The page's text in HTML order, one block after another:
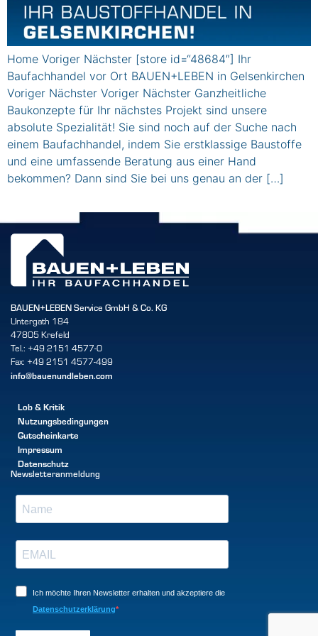
Home Voriger Nächster [store id=“48684″] Ihr
Baufachhandel vor Ort BAUEN+LEBEN in Gelsenkirchen
Voriger Nächster Voriger Nächster Ganzheitliche
Baukonzepte für Ihr nächstes Projekt sind unsere
absolute Spezialität! Sie sind noch auf der Suche nach
einem Baufachhandel, indem Sie erstklassige Baustoffe
und eine umfassende Beratung aus einer Hand
bekommen? Dann sind Sie bei uns genau an der […]
BAUEN+LEBEN Service GmbH & Co. KG
Untergath 184
47805 Krefeld
Tel.: +49 2151 4577-0
Fax: +49 2151 4577-499
info@bauenundleben.com
Lob & Kritik
Nutzungsbedingungen
Gutscheinkarte
Impressum
Datenschutz
Newsletteranmeldung
Ich möchte Ihren Newsletter erhalten und akzeptiere die
Datenschutzerklärung